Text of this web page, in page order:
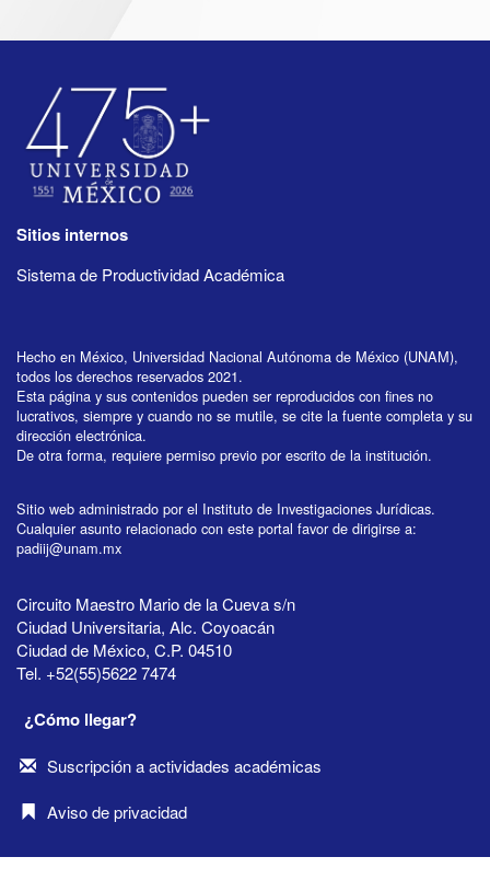
Sitios internos
Sistema de Productividad Académica
Hecho en México, Universidad Nacional Autónoma de México (UNAM),
todos los derechos reservados 2021.
Esta página y sus contenidos pueden ser reproducidos con fines no
lucrativos, siempre y cuando no se mutile, se cite la fuente completa y su
dirección electrónica.
De otra forma, requiere permiso previo por escrito de la institución.
Sitio web administrado por el Instituto de Investigaciones Jurídicas.
Cualquier asunto relacionado con este portal favor de dirigirse a:
padiij@unam.mx
Circuito Maestro Mario de la Cueva s/n
Ciudad Universitaria, Alc. Coyoacán
Ciudad de México, C.P. 04510
Tel. +52(55)5622 7474
¿Cómo llegar?
Suscripción a actividades académicas
Aviso de privacidad